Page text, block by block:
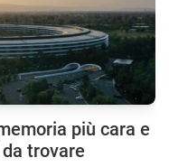
più cara e
trovare